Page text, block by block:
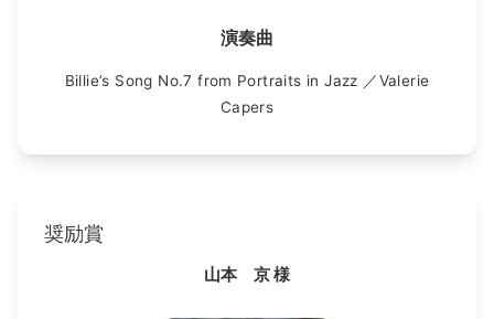
演奏曲
Billie’s Song No.7 from Portraits in Jazz ／Valerie
Capers
奨励賞
山本 京 様